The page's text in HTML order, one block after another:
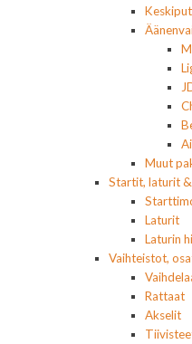
Muut
Startit, laturit
Laturit
Laturin
Vaihteistot,
Rattaat
Akselit